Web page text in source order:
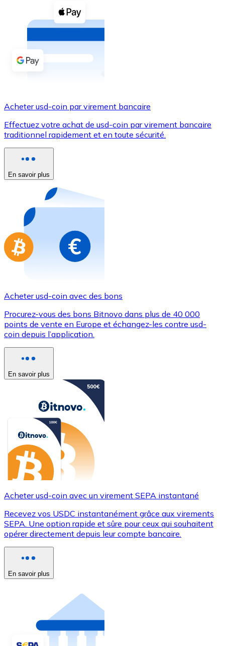
Coupons crypto
Achetez des cryptomonnaies en espèces et d'autres
Acheter avec espèces
Virement SEPA
Utilisez les cartes Visa et Mastercard pour acheter
Acheter avec carte
Nouveau
Achetez des cartes-cadeaux de vos marques
Aller à la boutique de cartes-cadeaux
Acheter usd-coin par virement bancaire
Effectuez votre achat de usd-coin par virement bancaire
traditionnel rapidement et en toute sécurité.
En savoir plus
Acheter usd-coin avec des bons
Procurez-vous des bons Bitnovo dans plus de 40 000
points de vente en Europe et échangez-les contre usd-
coin depuis l’application.
En savoir plus
Acheter usd-coin avec un virement SEPA instantané
Recevez vos USDC instantanément grâce aux virements
SEPA. Une option rapide et sûre pour ceux qui souhaitent
opérer directement depuis leur compte bancaire.
En savoir plus